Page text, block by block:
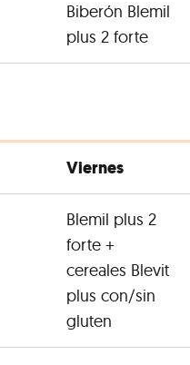
Biberón Blemil
plus 2 forte
Viernes
Blemil plus 2
forte +
cereales Blevit
plus con/sin
gluten